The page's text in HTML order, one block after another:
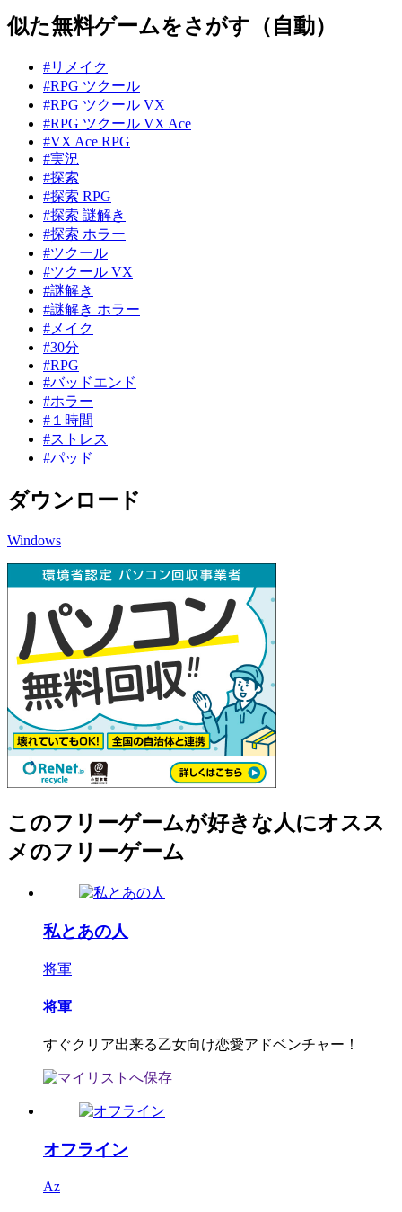
似た無料ゲームをさがす（自動）
#リメイク
#RPG ツクール
#RPG ツクール VX
#RPG ツクール VX Ace
#VX Ace RPG
#実況
#探索
#探索 RPG
#探索 謎解き
#探索 ホラー
#ツクール
#ツクール VX
#謎解き
#謎解き ホラー
#メイク
#30分
#RPG
#バッドエンド
#ホラー
#１時間
#ストレス
#パッド
ダウンロード
Windows
このフリーゲームが好きな人にオスス
メのフリーゲーム
私とあの人
将軍
将軍
すぐクリア出来る乙女向け恋愛アドベンチャー！
オフライン
Az